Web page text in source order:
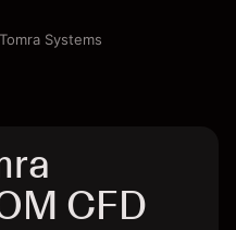
Tomra Systems
CFD